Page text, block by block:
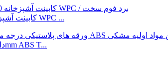
کابینت آشپزخانه 20 میلی متری پی وی سی فوم صلب / فوم WPC ...
مواد 100% ویرجین مشکی Uv دارای رتبه 0.35-7.5mm ABS T...